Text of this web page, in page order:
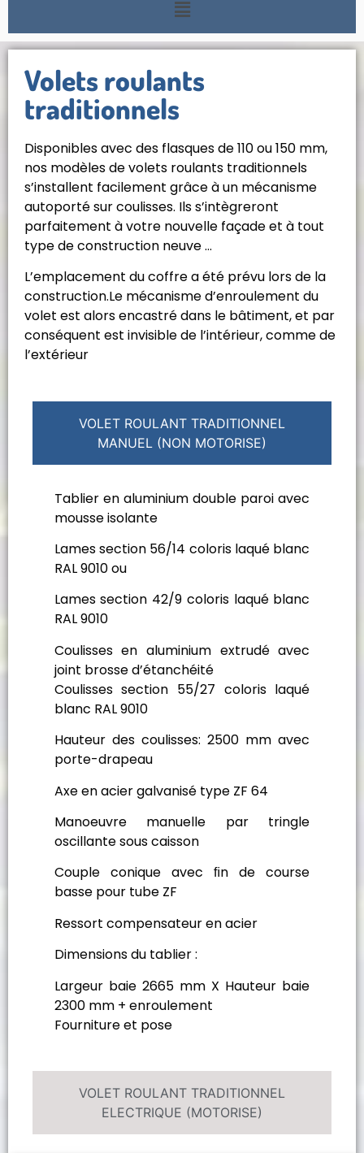
Volets roulants
traditionnels
Disponibles avec des flasques de 110 ou 150 mm,
nos modèles de volets roulants traditionnels
s’installent facilement grâce à un mécanisme
autoporté sur coulisses. Ils s’intègreront
parfaitement à votre nouvelle façade et à tout
type de construction neuve …
L’emplacement du coffre a été prévu lors de la
construction.Le mécanisme d’enroulement du
volet est alors encastré dans le bâtiment, et par
conséquent est invisible de l’intérieur, comme de
l’extérieur
VOLET ROULANT TRADITIONNEL
MANUEL (NON MOTORISE)
VOLET ROULANT TRADITIONNEL
ELECTRIQUE (MOTORISE)
Tablier en aluminium double paroi avec
mousse isolante
Lames section 56/14 coloris laqué blanc
RAL 9010 ou
Lames section 42/9 coloris laqué blanc
RAL 9010
Coulisses en aluminium extrudé avec
joint brosse d’étanchéité
Coulisses section 55/27 coloris laqué
blanc RAL 9010
Hauteur des coulisses: 2500 mm avec
porte-drapeau
Axe en acier galvanisé type ZF 64
Manoeuvre manuelle par tringle
oscillante sous caisson
Couple conique avec ﬁn de course
basse pour tube ZF
Ressort compensateur en acier
Dimensions du tablier :
Largeur baie 2665 mm X Hauteur baie
2300 mm + enroulement
Fourniture et pose